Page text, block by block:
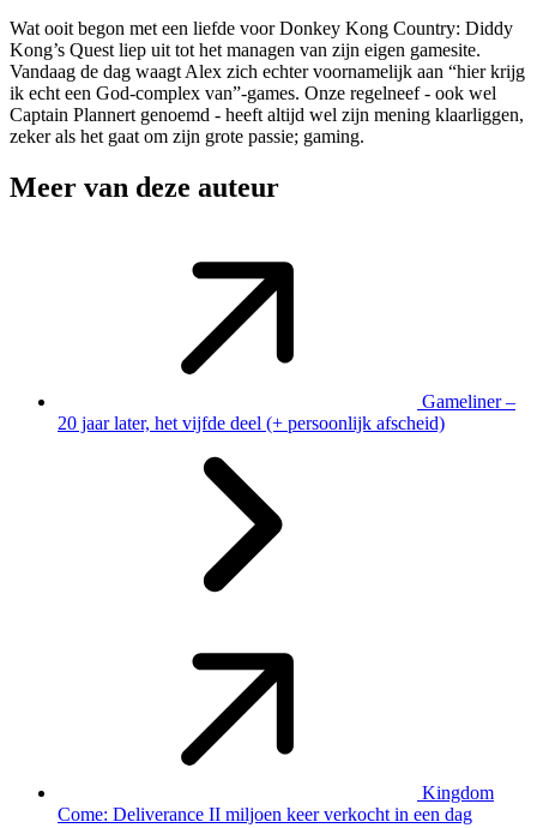
Wat ooit begon met een liefde voor Donkey Kong Country: Diddy
Kong’s Quest liep uit tot het managen van zijn eigen gamesite.
Vandaag de dag waagt Alex zich echter voornamelijk aan “hier krijg
ik echt een God-complex van”-games. Onze regelneef - ook wel
Captain Plannert genoemd - heeft altijd wel zijn mening klaarliggen,
zeker als het gaat om zijn grote passie; gaming.
Meer van deze auteur
Gameliner –
20 jaar later, het vijfde deel (+ persoonlijk afscheid)
Kingdom
Come: Deliverance II miljoen keer verkocht in een dag